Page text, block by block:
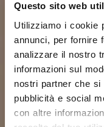
Questo sito web
Utilizziamo i cookie
annunci, per fornire
analizzare il nostro
informazioni sul
nostri partner che
pubblicità e social
con altre